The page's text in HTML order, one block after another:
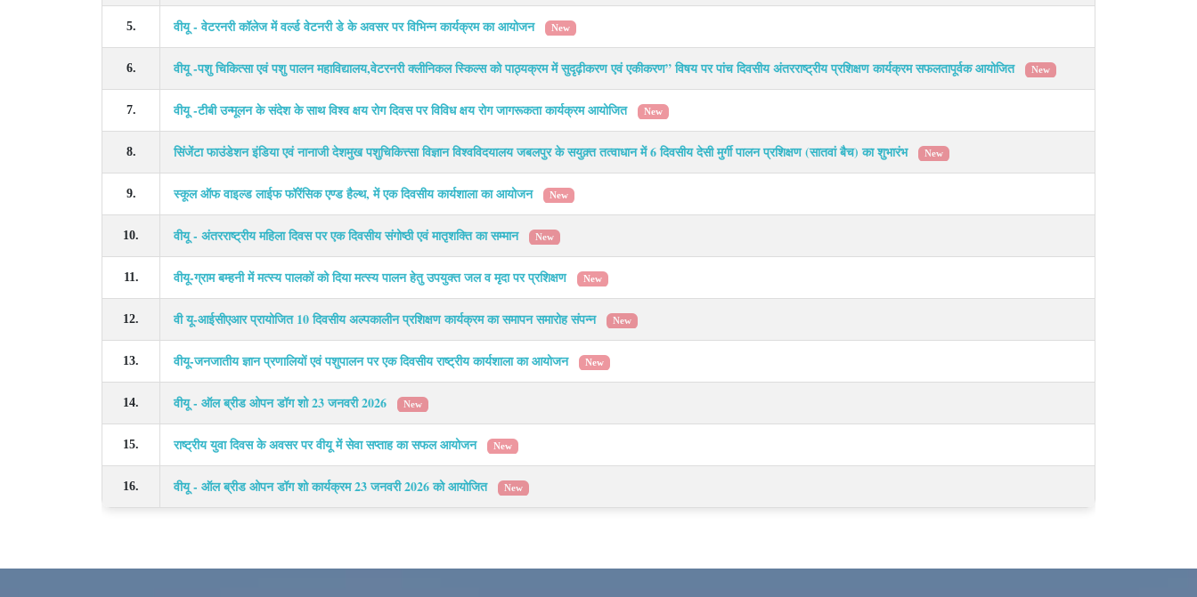
5. वीयू - वेटरनरी कॉलेज में वर्ल्ड वेटनरी डे के अवसर पर विभिन्न कार्यक्रम का आयोजन New
6. वीयू -पशु चिकित्सा एवं पशु पालन महाविद्यालय,वेटरनरी क्लीनिकल स्किल्स को पाठ्यक्रम में सुदृढ़ीकरण एवं एकीकरण” विषय पर पांच दिवसीय अंतरराष्ट्रीय प्रशिक्षण कार्यक्रम सफलतापूर्वक आयोजित New
7. वीयू -टीबी उन्मूलन के संदेश के साथ विश्व क्षय रोग दिवस पर विविध क्षय रोग जागरूकता कार्यक्रम आयोजित New
8. सिंजेंटा फाउंडेशन इंडिया एवं नानाजी देशमुख पशुचिकित्त्सा विज्ञान विश्वविदयालय जबलपुर के सयुक़्त तत्वाधान में 6 दिवसीय देसी मुर्गी पालन प्रशिक्षण (सातवां बैच) का शुभारंभ New
9. स्कूल ऑफ वाइल्ड लाईफ फॉरेंसिक एण्ड हैल्थ, में एक दिवसीय कार्यशाला का आयोजन New
10. वीयू - अंतरराष्ट्रीय महिला दिवस पर एक दिवसीय संगोष्ठी एवं मातृशक्ति का सम्मान New
11. वीयू-ग्राम बम्हनी में मत्स्य पालकों को दिया मत्स्य पालन हेतु उपयुक्त जल व मृदा पर प्रशिक्षण New
12. वी यू-आईसीएआर प्रायोजित 10 दिवसीय अल्पकालीन प्रशिक्षण कार्यक्रम का समापन समारोह संपन्न New
13. वीयू-जनजातीय ज्ञान प्रणालियों एवं पशुपालन पर एक दिवसीय राष्ट्रीय कार्यशाला का आयोजन New
14. वीयू - ऑल ब्रीड ओपन डॉग शो 23 जनवरी 2026 New
15. राष्ट्रीय युवा दिवस के अवसर पर वीयू में सेवा सप्ताह का सफल आयोजन New
16. वीयू - ऑल ब्रीड ओपन डॉग शो कार्यक्रम 23 जनवरी 2026 को आयोजित New